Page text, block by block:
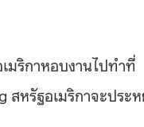
มริกาหอบงานไปทำที่
หรัฐอเมริกาจะประ